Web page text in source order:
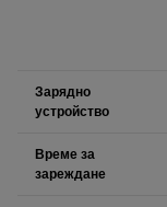
Зарядно
устройство
Време за
зареждане